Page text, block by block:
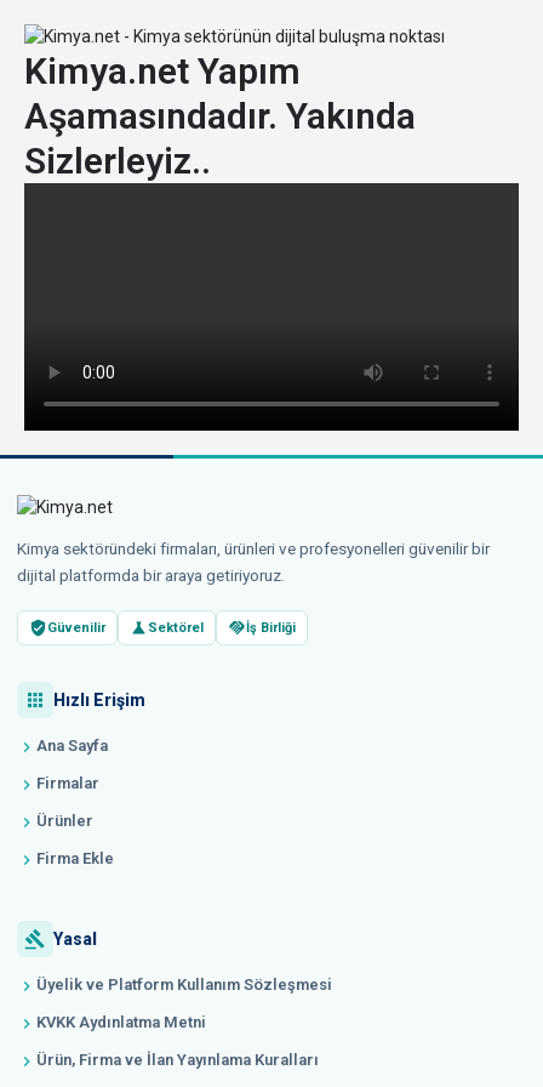
Kimya.net Yapım
Aşamasındadır. Yakında
Sizlerleyiz..
Kimya sektöründeki firmaları, ürünleri ve profesyonelleri güvenilir bir
dijital platformda bir araya getiriyoruz.
verified_userGüvenilir science Sektörel handshakeİş Birliği
apps Hızlı Erişim
chevron_right Ana Sayfa
chevron_right Firmalar
chevron_right Ürünler
chevron_right Firma Ekle
gavel Yasal
chevron_right Üyelik ve Platform Kullanım Sözleşmesi
chevron_right KVKK Aydınlatma Metni
chevron_right Ürün, Firma ve İlan Yayınlama Kuralları